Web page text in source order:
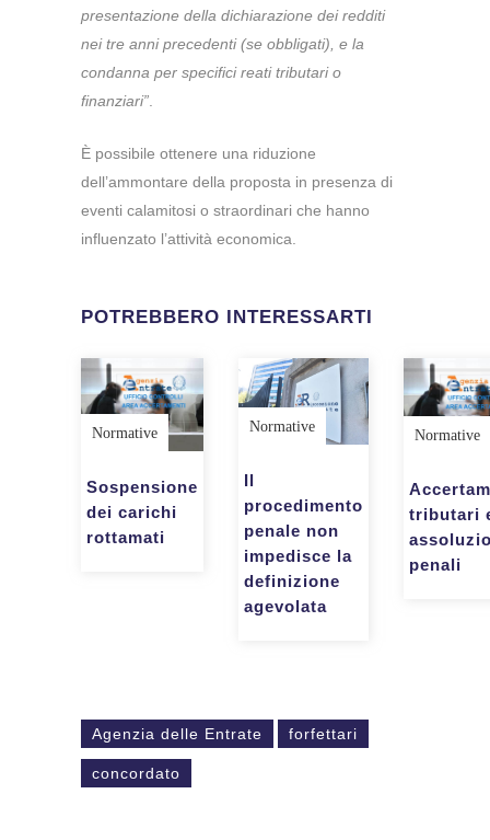
presentazione della dichiarazione dei redditi
nei tre anni precedenti (se obbligati), e la
condanna per specifici reati tributari o
finanziari”
È possibile ottenere una riduzione
dell’ammontare della proposta in presenza di
eventi calamitosi o straordinari che hanno
influenzato l’attività economica.
POTREBBERO INTERESSARTI
Normative
Sospensione
dei carichi
rottamati
Normative
procedimento
penale non
impedisce la
definizione
agevolata
Normative
tributari
penali
Agenzia delle Entrate forfettari
concordato